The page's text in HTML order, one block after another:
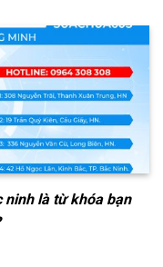
ninhlà từ khóa bạn